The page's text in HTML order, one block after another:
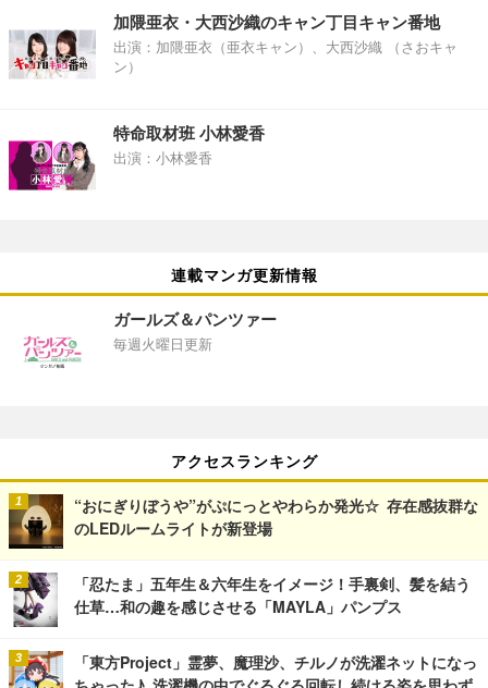
加隈亜衣・大西沙織のキャン丁目キャン番地
出演：加隈亜衣（亜衣キャン）、大西沙織 （さおキャ
ン）
特命取材班 小林愛香
出演：小林愛香
連載マンガ更新情報
ガールズ＆パンツァー
毎週火曜日更新
アクセスランキング
“おにぎりぼうや”がぷにっとやわらか発光☆ 存在感抜群な
のLEDルームライトが新登場
「忍たま」五年生＆六年生をイメージ！手裏剣、髪を結う
仕草…和の趣を感じさせる「MAYLA」パンプス
「東方Project」霊夢、魔理沙、チルノが洗濯ネットになっ